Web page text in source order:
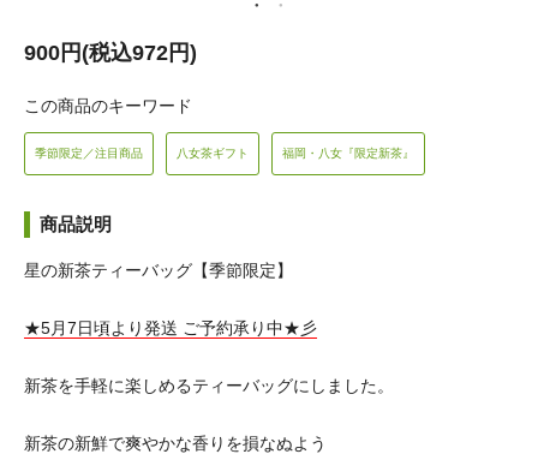
900円(税込972円)
この商品のキーワード
季節限定／注目商品 八女茶ギフト 福岡・八女『限定新茶』
商品説明
星の新茶ティーバッグ【季節限定】
★5月7日頃より発送 ご予約承り中★彡
新茶を手軽に楽しめるティーバッグにしました。
新茶の新鮮で爽やかな香りを損なぬよう